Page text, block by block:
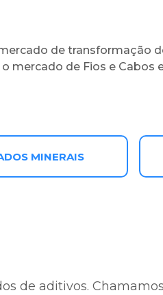
de transformação
mercado de Fios e Cabos
MINERAIS
de aditivos.